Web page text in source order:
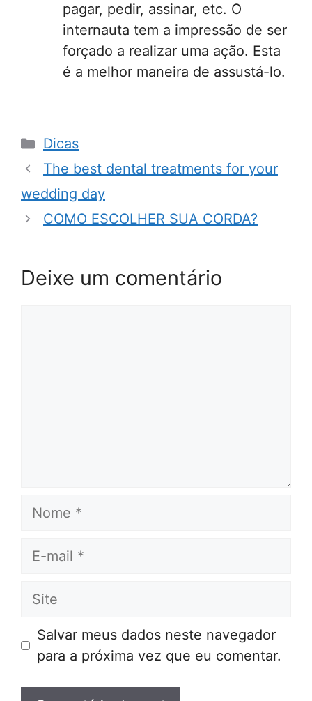
pagar, pedir, assinar, etc. O
internauta tem a impressão de ser
forçado a realizar uma ação. Esta
é a melhor maneira de assustá-lo.
Categorias
Dicas
The best dental treatments for your
wedding day
COMO ESCOLHER SUA CORDA?
Deixe um comentário
Nome
E-
Site
Salvar meus dados neste navegador
para a próxima vez que eu comentar.